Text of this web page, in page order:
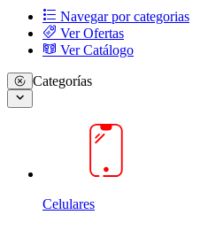
Navegar por categorias
Ver Ofertas
Ver Catálogo
Categorías
Celulares